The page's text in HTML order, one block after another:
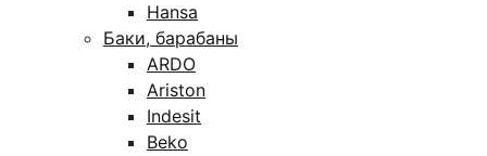
Hansa
Баки, барабаны
ARDO
Ariston
Indesit
Beko